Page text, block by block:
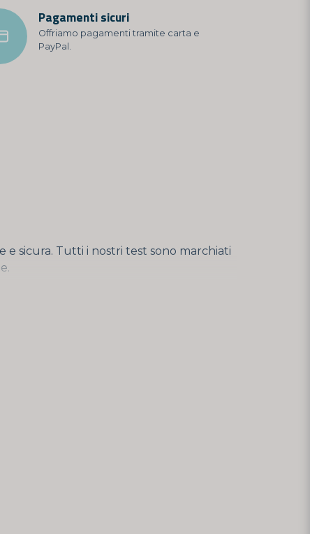
Pagamenti sicuri
Offriamo pagamenti tramite carta e
PayPal.
sicura. Tutti i nostri test sono marchiati
in un ambiente domestico, senza la